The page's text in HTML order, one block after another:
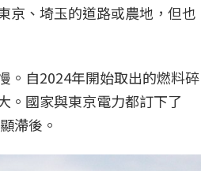
京、埼玉的道路或農地，但也
。自2024年開始取出的燃料碎
。國家與東京電力都訂下了
滯後。